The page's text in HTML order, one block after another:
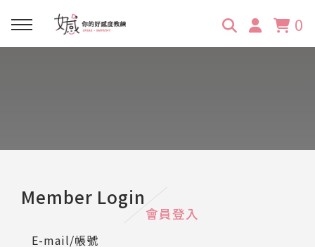
0
線上課程
嚴選商品
活動報名
合作邀約
品牌顧問
主持服務
公眾表達影響力
創意活動企劃力
零秒好感溝通術
維琪簡介
學員推薦
客戶好評
維體驗Unique
維觀點Vision
Member Login
會員登入
E-mail/帳號